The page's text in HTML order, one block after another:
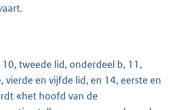
tweede lid, onderdeel b, 11,
vierde en vijfde lid, en 14, eerste en
«het hoofd van de